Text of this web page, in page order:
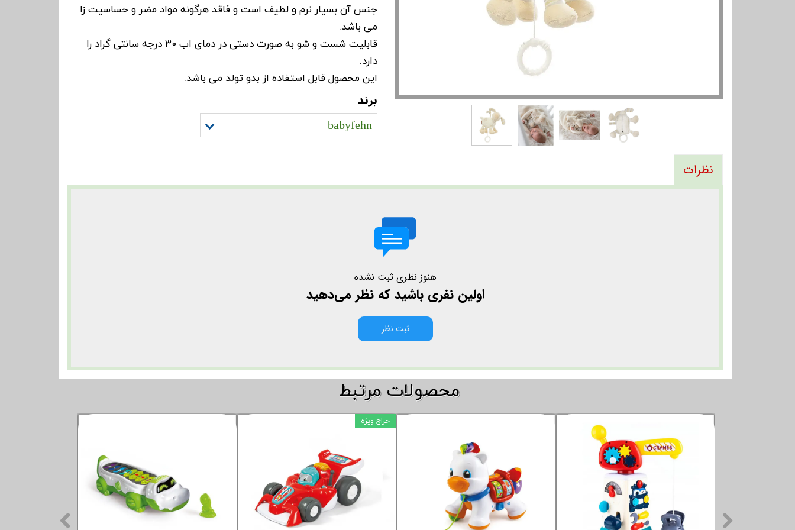
جنس آن بسیار نرم و لطیف است و فاقد هرگونه مواد مضر و حساسیت زا
می باشد.
قابلیت شست و شو به صورت دستی در دمای اب ۳۰ درجه سانتی گراد را
دارد.
این محصول قابل استفاده از بدو تولد می باشد.
برند
babyfehn
نظرات
هنوز نظری ثبت نشده
اولین نفری باشید که نظر می‌دهید
ثبت نظر
حراج ویژه
​​محصولات مرتبط